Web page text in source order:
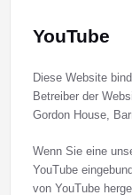
YouTube
Diese Website
Betreiber der
Gordon House,
Wenn Sie eine
YouTube
von YouTube